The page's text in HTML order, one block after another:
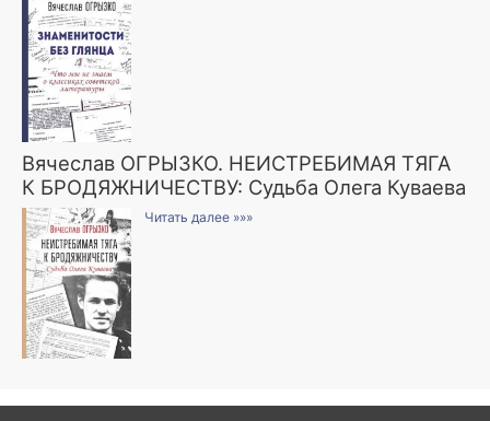
Вячеслав ОГРЫЗКО. НЕИСТРЕБИМАЯ ТЯГА
К БРОДЯЖНИЧЕСТВУ: Судьба Олега Куваева
Читать далее »»»